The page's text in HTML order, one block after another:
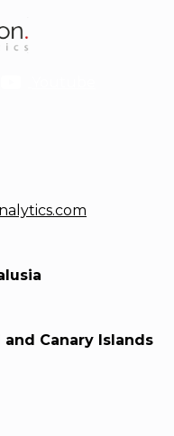
and Canary Islands